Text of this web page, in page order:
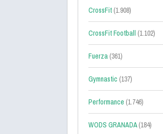
CrossFit (1.908)
CrossFit Football (1.102)
Fuerza (361)
Gymnastic (137)
Performance (1.746)
WODS GRANADA(184)